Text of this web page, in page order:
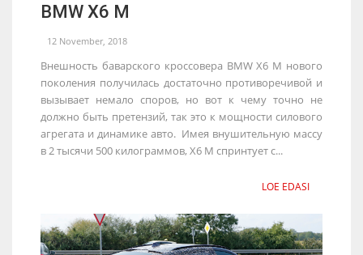
BMW X6 M
12 November, 2018
Внешность баварского кроссовера BMW X6 M нового
поколения получилась достаточно противоречивой и
вызывает немало споров, но вот к чему точно не
должно быть претензий, так это к мощности силового
агрегата и динамике авто. Имея внушительную массу
в 2 тысячи 500 килограммов, X6 M спринтует с...
LOE EDASI